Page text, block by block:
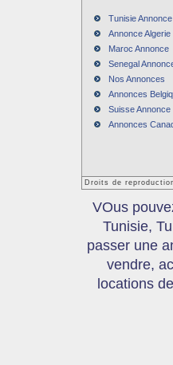
Tunisie Annonce
Annonce Algerie
Maroc Annonce
Senegal
Nos Annonces
Annonces
Suisse Annonce
Annonces
Droits de
VOus
Tunisie,
passer une
vendre,
locations